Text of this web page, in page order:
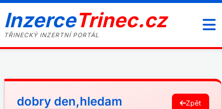
InzerceTrinec.cz
TŘINECKÝ INZERTNÍ PORTÁL
dobry den,hledam
Zpět